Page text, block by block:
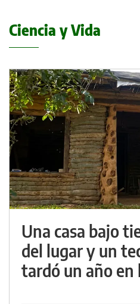
Ciencia y Vida
Una casa bajo
del lugar y un
tardó un año en